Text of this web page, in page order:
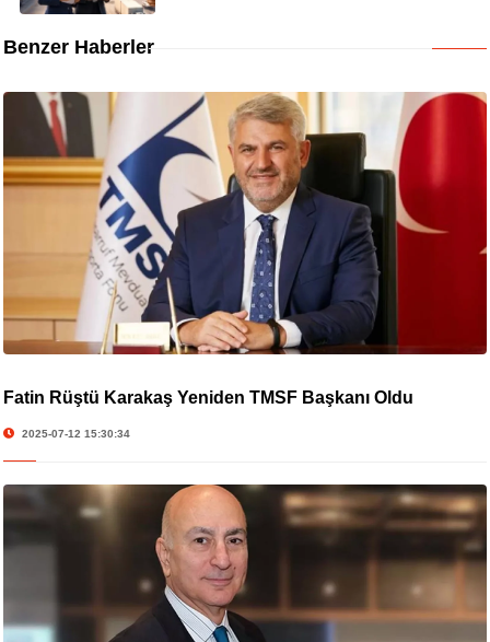
Benzer Haberler
Fatin Rüştü Karakaş Yeniden TMSF Başkanı Oldu
2025-07-12 15:30:34